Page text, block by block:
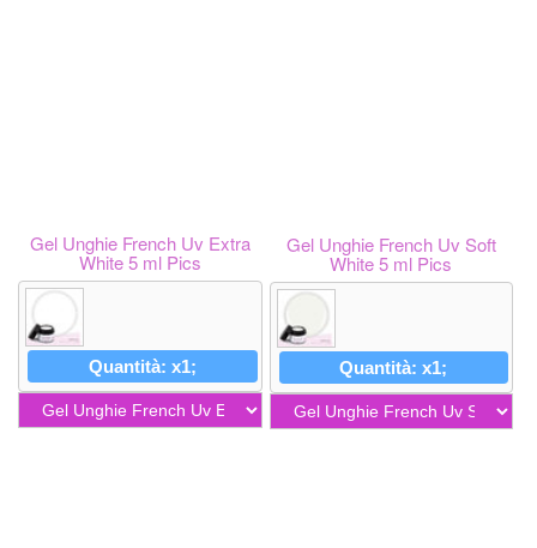
Gel Unghie French Uv Extra
White 5 ml Pics
Quantità: x1;
Gel Unghie French Uv Soft
White 5 ml Pics
Quantità: x1;